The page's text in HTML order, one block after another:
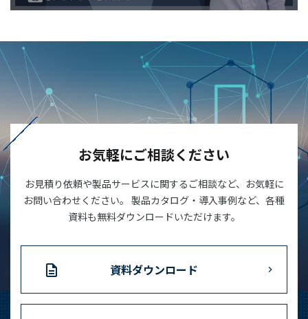
お気軽にご相談ください
お見積り依頼や製品サービスに関するご相談など、お気軽に
お問い合わせください。 製品カタログ・導入事例など、各種
資料も無料ダウンロードいただけます。
資料ダウンロード